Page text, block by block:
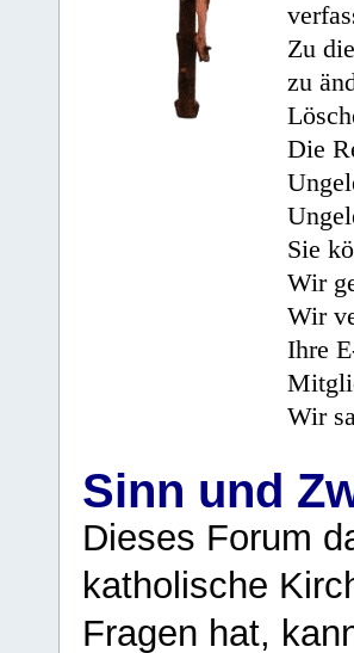
Zu
zu
Die
Sie
Wir
Wir
Ihre
Wir
Sinn und
Dieses Forum
katholische
Fragen hat,